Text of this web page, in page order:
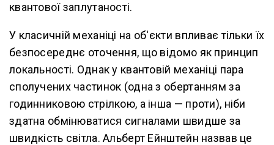
квантової заплутаності.
У класичній механіці на об'єкти впливає тільки їх
безпосереднє оточення, що відомо як принцип
локальності. Однак у квантовій механіці пара
сполучених частинок (одна з обертанням за
годинниковою стрілкою, а інша — проти), ніби
здатна обмінюватися сигналами швидше за
швидкість світла. Альберт Ейнштейн назвав це